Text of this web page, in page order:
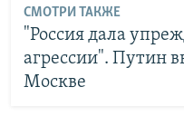
СМОТРИ ТАКЖЕ
"Россия дала
агрессии". Путин
Москве